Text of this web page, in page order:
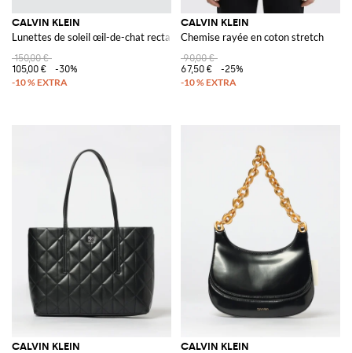
CALVIN KLEIN
Lunettes de soleil œil-de-chat rectangulaires en acétate noir
150,00 €
105,00 €
-30%
CALVIN KLEIN
Chemise rayée en coton stretch
90,00 €
67,50 €
-25%
CALVIN KLEIN CALVIN KLEIN